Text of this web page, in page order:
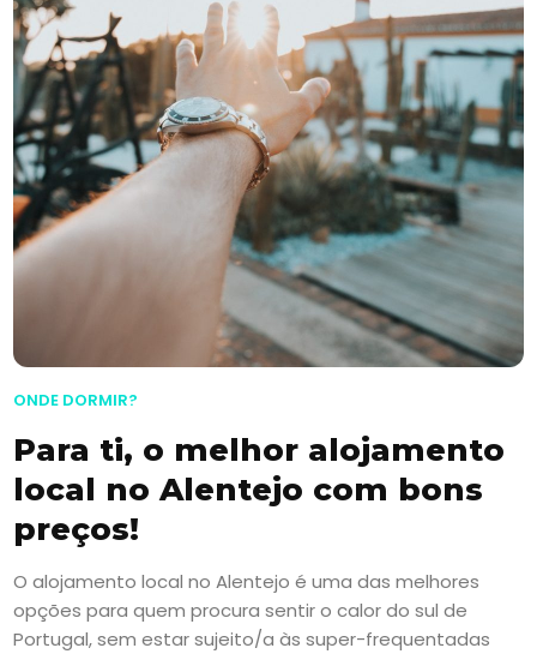
ONDE DORMIR?
Para ti, o melhor alojamento
local no Alentejo com bons
preços!
O alojamento local no Alentejo é uma das melhores
opções para quem procura sentir o calor do sul de
Portugal, sem estar sujeito/a às super-frequentadas